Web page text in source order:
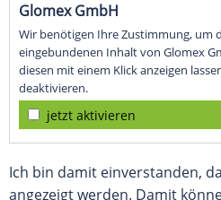
Glomex GmbH
Wir benötigen Ihre Zustimmung, um
eingebundenen Inhalt von Glomex
diesen mit einem Klick anzeigen
deaktivieren.
jetzt aktivieren
Ich bin damit einverstanden,
angezeigt werden. Damit